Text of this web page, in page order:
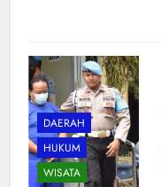
DAERAH
HUKUM
WISATA